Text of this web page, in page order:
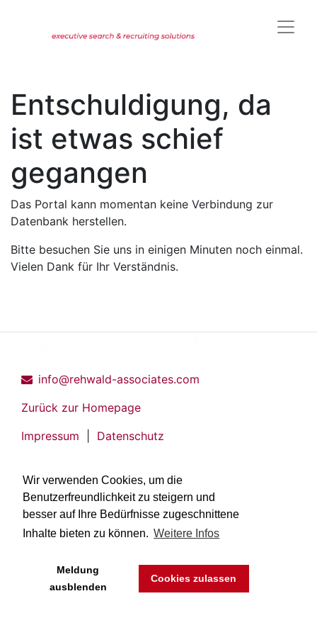
Wir verwenden Cookies, um die
Benutzerfreundlichkeit zu steigern und
besser auf Ihre Bedürfnisse zugeschnittene
Inhalte bieten zu können. Weitere Infos
Meldung
ausblenden
Cookies zulassen
Entschuldigung, da
ist etwas schief
gegangen
Das Portal kann momentan keine Verbindung zur
Datenbank herstellen.
Bitte besuchen Sie uns in einigen Minuten noch einmal.
Vielen Dank für Ihr Verständnis.
info@rehwald-associates.com
Zurück zur Homepage
Impressum
Datenschutz